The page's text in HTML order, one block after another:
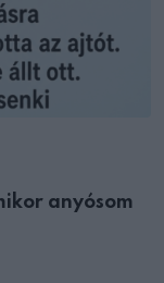
anyósom